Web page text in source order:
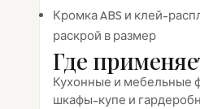
Кромка ABS и клей-
раскрой в размер
Где
Кухонные и мебельные
шкафы-купе и